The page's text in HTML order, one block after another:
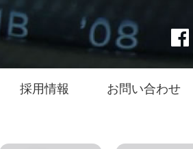
採用情報 お問い合わせ